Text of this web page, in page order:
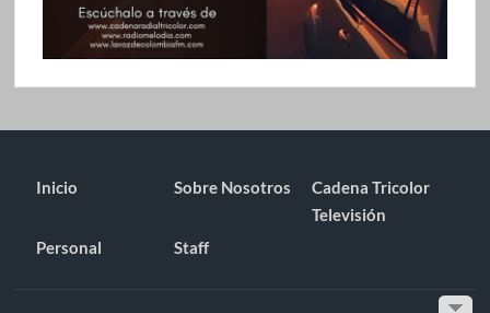
Inicio Sobre Nosotros
Cadena Tricolor
Televisión
Personal
Staff